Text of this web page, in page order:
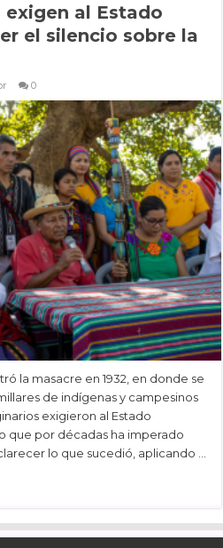
al Estado
el silencio sobre la
0
la masacre en 1932, en donde se
de indígenas y campesinos
exigieron al Estado
que por décadas ha imperado
lo que sucedió, aplicando …